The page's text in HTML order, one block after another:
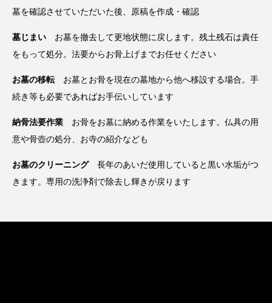
墓を確認させていただいた後、原稿を作成・確認
墓じまい お墓を撤去して更地状態に戻します。残土残石は責任
をもって処分。法要からお骨上げまでお任せください
お墓の移転お墓とお骨を現在の墓地から他へ移設する場合。手
続き等も必要であればお手伝いしています
納骨法要作業 お骨をお墓に納める作業をいたします。仏具の用
意や骨壺の処分、お寺の紹介なども
お墓のクリーニング長年のあいだ使用していると黒い水垢がつ
きます。専用の洗浄剤で除去し輝きが戻ります